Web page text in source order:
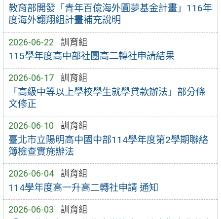
教育部開發「青年百億海外圓夢基金計畫」116年
度海外翱翔組計畫補充說明
2026-06-22 訓育組
115學年度高中部社團高二轉社申請結果
2026-06-17 訓育組
「高級中等以上學校學生就學貸款辦法」部分條
文修正
2026-06-10 訓育組
臺北市立陽明高中國中部114學年度第2學期聯絡
簿檢查實施辦法
2026-06-04 訓育組
114學年度高一升高二轉社申請 通知
2026-06-03 訓育組